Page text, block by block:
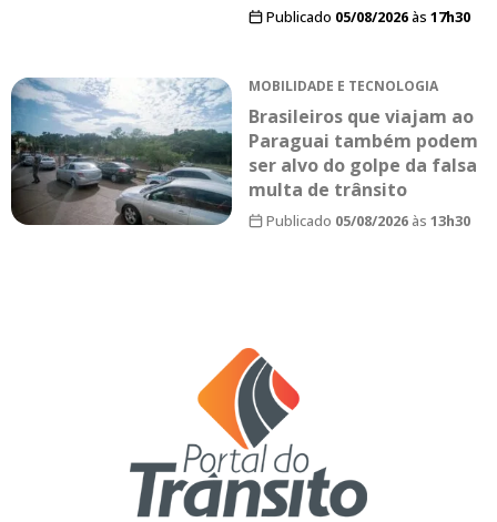
Publicado 05/08/2026às 17h30
MOBILIDADE E TECNOLOGIA
Brasileiros que viajam ao
Paraguai também podem
ser alvo do golpe da falsa
multa de trânsito
Publicado 05/08/2026às 13h30